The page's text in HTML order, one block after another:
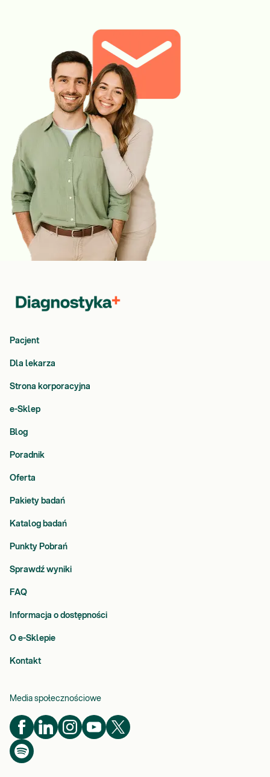
Pacjent
Dla lekarza
Strona korporacyjna
e-Sklep
Blog
Poradnik
Oferta
Pakiety badań
Katalog badań
Punkty Pobrań
Sprawdź wyniki
FAQ
Informacja o dostępności
O e-Sklepie
Kontakt
Media społecznościowe